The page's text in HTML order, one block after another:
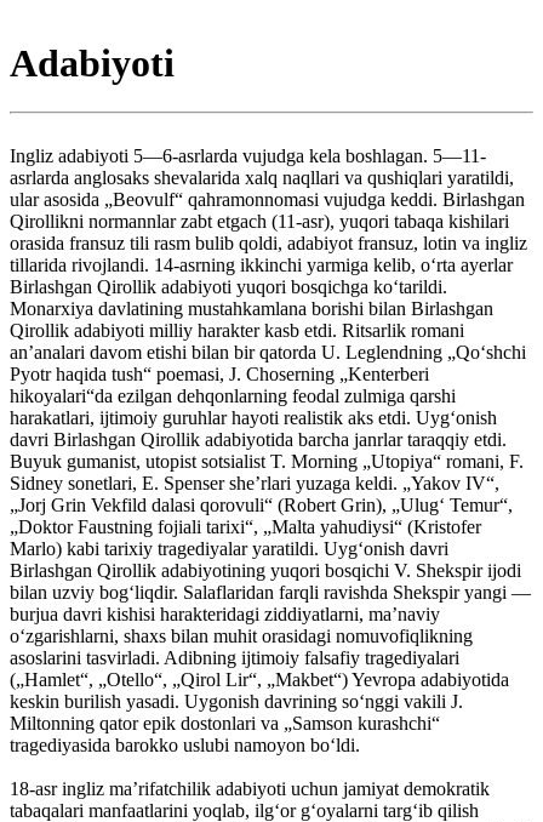
Adabiyoti
Ingliz adabiyoti 5—6-asrlarda vujudga kela boshlagan. 5—11-
asrlarda anglosaks shevalarida xalq naqllari va qushiqlari yaratildi,
ular asosida „Beovulf“ qahramonnomasi vujudga keddi. Birlashgan
Qirollikni normannlar zabt etgach (11-asr), yuqori tabaqa kishilari
orasida fransuz tili rasm bulib qoldi, adabiyot fransuz, lotin va ingliz
tillarida rivojlandi. 14-asrning ikkinchi yarmiga kelib, oʻrta ayerlar
Birlashgan Qirollik adabiyoti yuqori bosqichga koʻtarildi.
Monarxiya davlatining mustahkamlana borishi bilan Birlashgan
Qirollik adabiyoti milliy harakter kasb etdi. Ritsarlik romani
anʼanalari davom etishi bilan bir qatorda U. Leglendning „Qoʻshchi
Pyotr haqida tush“ poemasi, J. Choserning „Kenterberi
hikoyalari“da ezilgan dehqonlarning feodal zulmiga qarshi
harakatlari, ijtimoiy guruhlar hayoti realistik aks etdi. Uygʻonish
davri Birlashgan Qirollik adabiyotida barcha janrlar taraqqiy etdi.
Buyuk gumanist, utopist sotsialist T. Morning „Utopiya“ romani, F.
Sidney sonetlari, E. Spenser sheʼrlari yuzaga keldi. „Yakov IV“,
„Jorj Grin Vekfild dalasi qorovuli“ (Robert Grin), „Ulugʻ Temur“,
„Doktor Faustning fojiali tarixi“, „Malta yahudiysi“ (Kristofer
Marlo) kabi tarixiy tragediyalar yaratildi. Uygʻonish davri
Birlashgan Qirollik adabiyotining yuqori bosqichi V. Shekspir ijodi
bilan uzviy bogʻliqdir. Salaflaridan farqli ravishda Shekspir yangi —
burjua davri kishisi harakteridagi ziddiyatlarni, maʼnaviy
oʻzgarishlarni, shaxs bilan muhit orasidagi nomuvofiqlikning
asoslarini tasvirladi. Adibning ijtimoiy falsafiy tragediyalari
(„Hamlet“, „Otello“, „Qirol Lir“, „Makbet“) Yevropa adabiyotida
keskin burilish yasadi. Uygonish davrining soʻnggi vakili J.
Miltonning qator epik dostonlari va „Samson kurashchi“
tragediyasida barokko uslubi namoyon boʻldi.
18-asr ingliz maʼrifatchilik adabiyoti uchun jamiyat demokratik
tabaqalari manfaatlarini yoqlab, ilgʻor gʻoyalarni targʻib qilish